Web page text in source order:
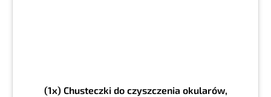
(1x) Chusteczki do czyszczenia okularów,